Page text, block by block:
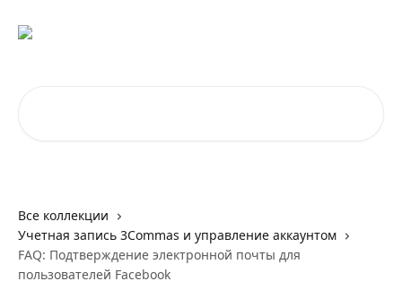
Все коллекции
Учетная запись 3Commas и управление аккаунтом
FAQ: Подтверждение электронной почты для
пользователей Facebook